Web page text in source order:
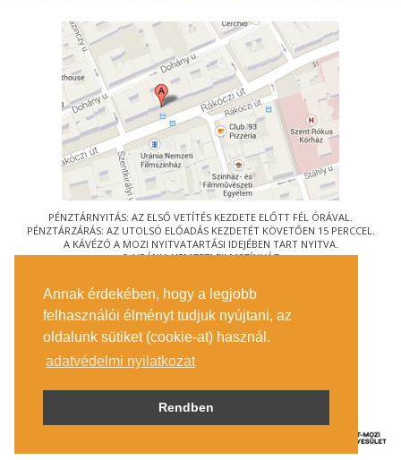
Annak érdekében, hogy a legjobb
felhasználói élményt tudjuk nyújtani, az
oldalunk sütiket (cookie-at) használ.
adatvédelmi nyilatkozat
Rendben
PÉNZTÁRNYITÁS: AZ ELSŐ VETÍTÉS KEZDETE ELŐTT FÉL ÓRÁVAL.
PÉNZTÁRZÁRÁS: AZ UTOLSÓ ELŐADÁS KEZDETÉT KÖVETŐEN 15 PERCCEL.
A KÁVÉZÓ A MOZI NYITVATARTÁSI IDEJÉBEN TART NYITVA.
© URÁNIA NEMZETI FILMSZÍNHÁZ
1088 BUDAPEST, RÁKÓCZI ÚT 21.
MEGKÖZELÍTÉS
JEGYINFORMÁCIÓ
ÍRJON NEKÜNK!
KÖZÉRDEKŰ ADATOK